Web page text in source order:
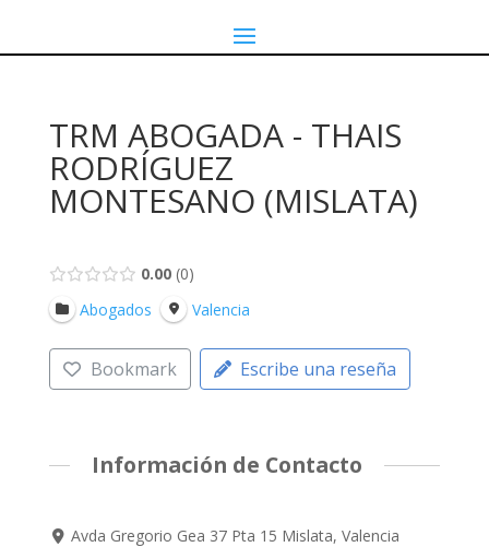
TRM ABOGADA - THAIS
RODRÍGUEZ
MONTESANO (MISLATA)
0.00 0
Abogados
Valencia
Bookmark Escribe una reseña
Información de Contacto
Avda Gregorio Gea 37 Pta 15 Mislata, Valencia